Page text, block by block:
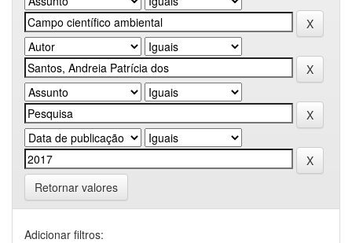
Retornar valores
Adicionar filtros: